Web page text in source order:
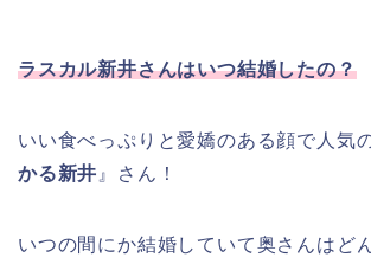
ラスカル新井さんはいつ結婚したの？
いい食べっぷりと愛嬌のある顔で人気
かる新井 』さん！
いつの間にか結婚していて奥さんはど